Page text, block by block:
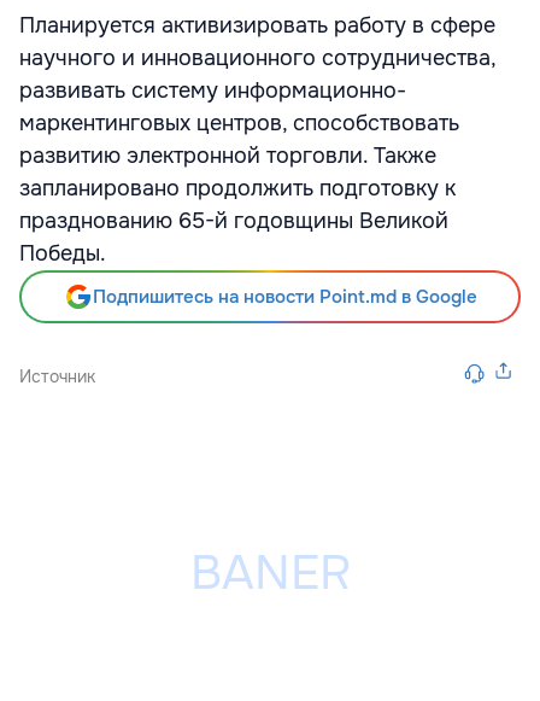
Планируется активизировать работу в сфере
научного и инновационного сотрудничества,
развивать систему информационно-
маркентинговых центров, способствовать
развитию электронной торговли. Также
запланировано продолжить подготовку к
празднованию 65-й годовщины Великой
Победы.
Подпишитесь на новости Point.md в Google
Источник